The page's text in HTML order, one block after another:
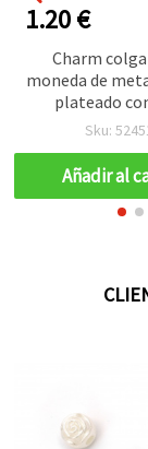
1.20 €
Charm
moneda de
plateado
agujero 1 mm -
Sku:
Añadir al